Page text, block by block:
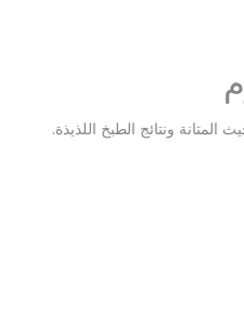
ونتائج الطبخ اللذيذة.